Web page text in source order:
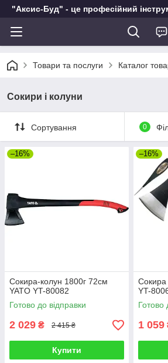
"Аксис-Буд" - це професійний
Товари та послуги Каталог
Сокири і колуни
Сортування 0
–16%
Сокира-колун 1800г 72см
YATO YT-80082
Готово до відправки
2 029 ₴ 2 415 ₴
Купити
–16%
Сокира
YT-
Готово
1 059